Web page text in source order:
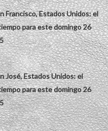
Francisco, Estados Unidos: el
para este domingo 26
José, Estados Unidos: el
para este domingo 26